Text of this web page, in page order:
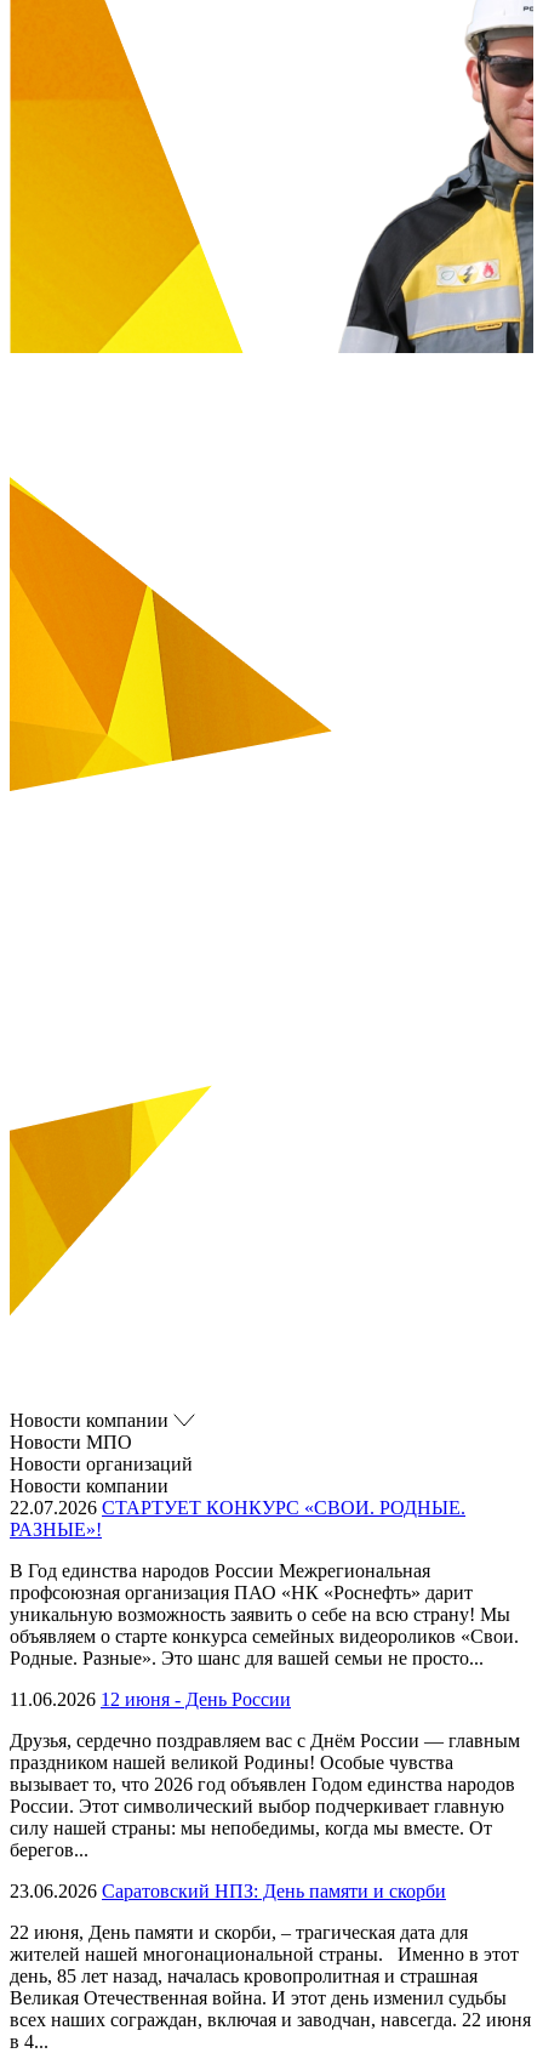
Новости компании
Новости МПО
Новости организаций
Новости компании
22.07.2026 СТАРТУЕТ КОНКУРС «СВОИ. РОДНЫЕ.
РАЗНЫЕ»!
В Год единства народов России Межрегиональная
профсоюзная организация ПАО «НК «Роснефть» дарит
уникальную возможность заявить о себе на всю страну! Мы
объявляем о старте конкурса семейных видеороликов «Свои.
Родные. Разные». Это шанс для вашей семьи не просто...
11.06.2026 12 июня - День России
Друзья, сердечно поздравляем вас с Днём России — главным
праздником нашей великой Родины! Особые чувства
вызывает то, что 2026 год объявлен Годом единства народов
России. Этот символический выбор подчеркивает главную
силу нашей страны: мы непобедимы, когда мы вместе. От
берегов...
23.06.2026 Саратовский НПЗ: День памяти и скорби
22 июня, День памяти и скорби, – трагическая дата для
жителей нашей многонациональной страны. Именно в этот
день, 85 лет назад, началась кровопролитная и страшная
Великая Отечественная война. И этот день изменил судьбы
всех наших сограждан, включая и заводчан, навсегда. 22 июня
в 4...